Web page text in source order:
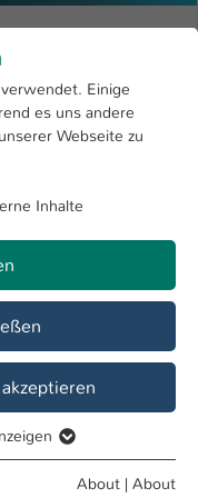
4
Open submenu
"
Einige
es uns andere
Webseite zu
Inhalte
Funktionen
About | About